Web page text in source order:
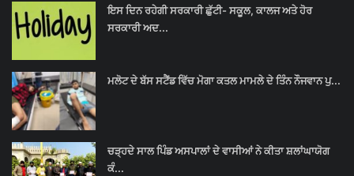
ਇਸ ਦਿਨ ਰਹੇਗੀ ਸਰਕਾਰੀ ਛੁੱਟੀ- ਸਕੂਲ, ਕਾਲਜ ਅਤੇ ਹੋਰ
ਸਰਕਾਰੀ ਅਦ...
ਮਲੋਟ ਦੇ ਬੱਸ ਸਟੈਂਡ ਵਿੱਚ ਮੋਗਾ ਕਤਲ ਮਾਮਲੇ ਦੇ ਤਿੰਨ ਨੌਜਵਾਨ ਪੁ...
ਚੜ੍ਹਦੇ ਸਾਲ ਪਿੰਡ ਅਸਪਾਲਾਂ ਦੇ ਵਾਸੀਆਂ ਨੇ ਕੀਤਾ ਸ਼ਲਾਂਘਾਯੋਗ
ਕੰ...